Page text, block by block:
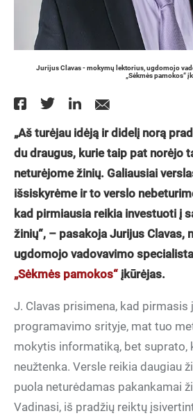
Jurijus Clavas - mokymų lektorius, ugdomojo
„Sėkmės pamokos“
„Aš turėjau idėją ir didelį norą
du draugus, kurie taip pat norėjo
neturėjome žinių. Galiausiai
išsiskyrėme ir to verslo
kad pirmiausia reikia investuoti į
žinių“, – pasakoja Jurijus Clavas,
ugdomojo vadovavimo
„Sėkmės pamokos“ įkūrėjas.
J. Clavas prisimena, kad pirmasis
programavimo srityje, mat tuo
mokytis informatiką, bet suprato,
neužtenka. Versle reikia daugiau
puola neturėdamas pakankamai
Vadinasi, iš pradžių reiktų